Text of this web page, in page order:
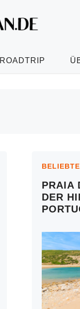
ROADTRIP
PRAIA
DER